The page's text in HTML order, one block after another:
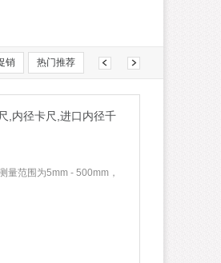
销 热门推荐
量范围为5mm - 500mm，